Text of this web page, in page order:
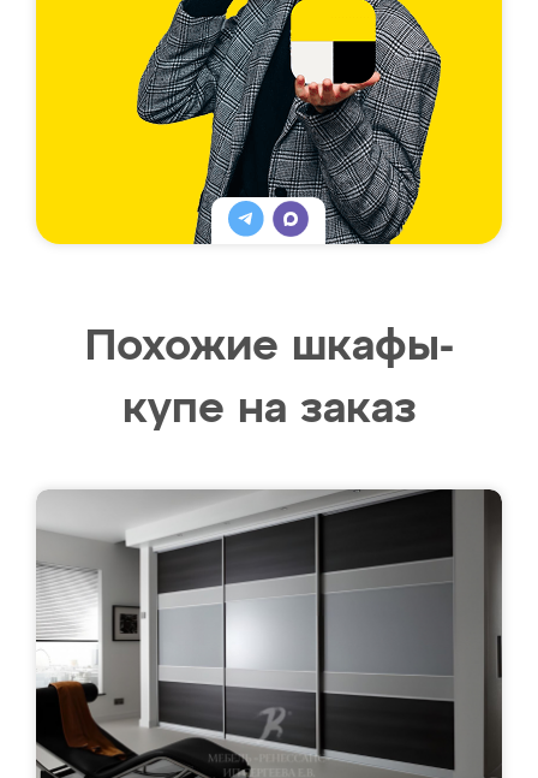
Похожие шкафы-
купе на заказ